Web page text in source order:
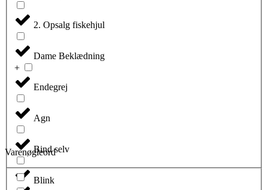
2. Opsalg fiskehjul
Dame Beklædning
Endegrej
Agn
Bind selv
Blink
Varenøgleord